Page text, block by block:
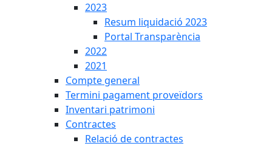
2023
Resum liquidació 2023
Portal Transparència
2022
2021
Compte general
Termini pagament proveïdors
Inventari patrimoni
Contractes
Relació de contractes